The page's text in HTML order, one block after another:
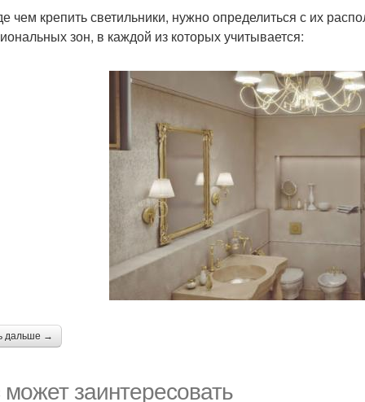
чем крепить светильники, нужно определиться с их
зон, в каждой из которых учитывается:
дальше →
заинтересовать